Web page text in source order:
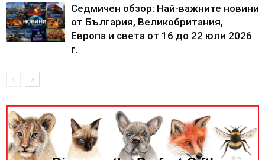
Седмичен обзор: Най-важните новини
от България, Великобритания,
Европа и света от 16 до 22 юли 2026
г.